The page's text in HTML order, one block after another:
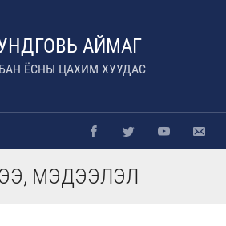
АЙМАГ
ЁСНЫ ЦАХИМ ХУУДАС
МЭДЭЭЛЭЛ